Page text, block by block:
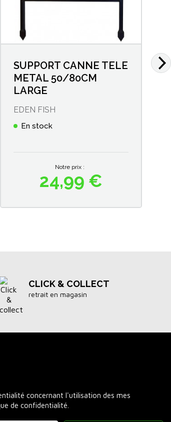
SUPPORT CANNE TELE
METAL 50/80CM
LARGE
EDEN FISH
En stock
Prix
Notre prix :
24,99 €
CLICK & COLLECT
retrait en magasin
concernant l'utilisation des mes
de confidentialité